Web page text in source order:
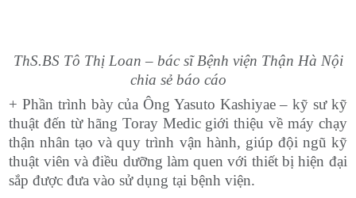
ThS.BS Tô Thị Loan – bác sĩ Bệnh viện Thận Hà Nội
chia sẻ báo cáo
+ Phần trình bày của Ông Yasuto Kashiyae – kỹ sư kỹ
thuật đến từ hãng Toray Medic giới thiệu về máy chạy
thận nhân tạo và quy trình vận hành, giúp đội ngũ kỹ
thuật viên và điều dưỡng làm quen với thiết bị hiện đại
sắp được đưa vào sử dụng tại bệnh viện.